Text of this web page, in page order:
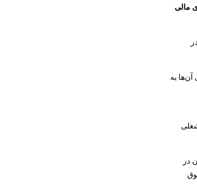
مالی
در
اصلی آن‌ها به
در
حقوق